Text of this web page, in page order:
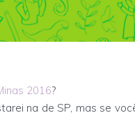
2016?
na de SP, mas se